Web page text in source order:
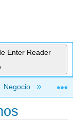
Enter Reader
Negocio